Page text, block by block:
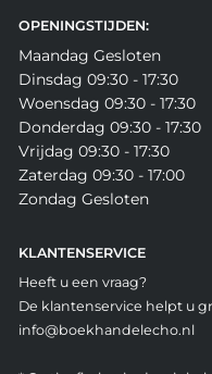
OPENINGSTIJDEN:
Maandag Gesloten
Dinsdag 09:30 - 17:30
Woensdag 09:30 - 17:30
Donderdag 09:30 - 17:30
Vrijdag 09:30 - 17:30
Zaterdag 09:30 - 17:00
Zondag Gesloten
KLANTENSERVICE
Heeft u een vraag?
De klantenservice helpt u
info@boekhandelecho.nl